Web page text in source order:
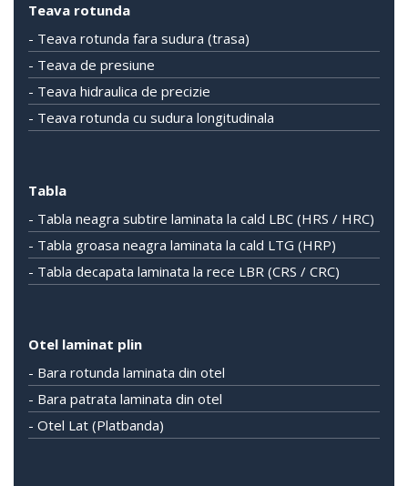
Teava rotunda
- Teava rotunda fara sudura (trasa)
- Teava de presiune
- Teava hidraulica de precizie
- Teava rotunda cu sudura longitudinala
Tabla
- Tabla neagra subtire laminata la cald LBC (HRS / HRC)
- Tabla groasa neagra laminata la cald LTG (HRP)
- Tabla decapata laminata la rece LBR (CRS / CRC)
Otel laminat plin
- Bara rotunda laminata din otel
- Bara patrata laminata din otel
- Otel Lat (Platbanda)